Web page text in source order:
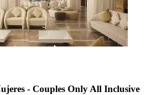
- Couples Only All Inclusive